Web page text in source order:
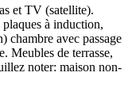
et TV (satellite).
à induction,
chambre avec passage
Meubles de terrasse,
noter: maison non-